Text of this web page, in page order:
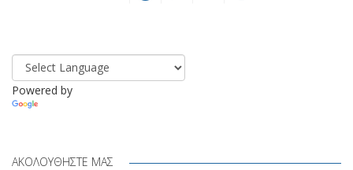
Powered by
ΑΚΟΛΟΥΘΉΣΤΕ ΜΑΣ